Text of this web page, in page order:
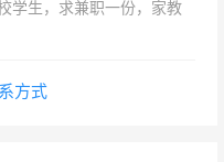
学生，求兼职一份，家教
方式